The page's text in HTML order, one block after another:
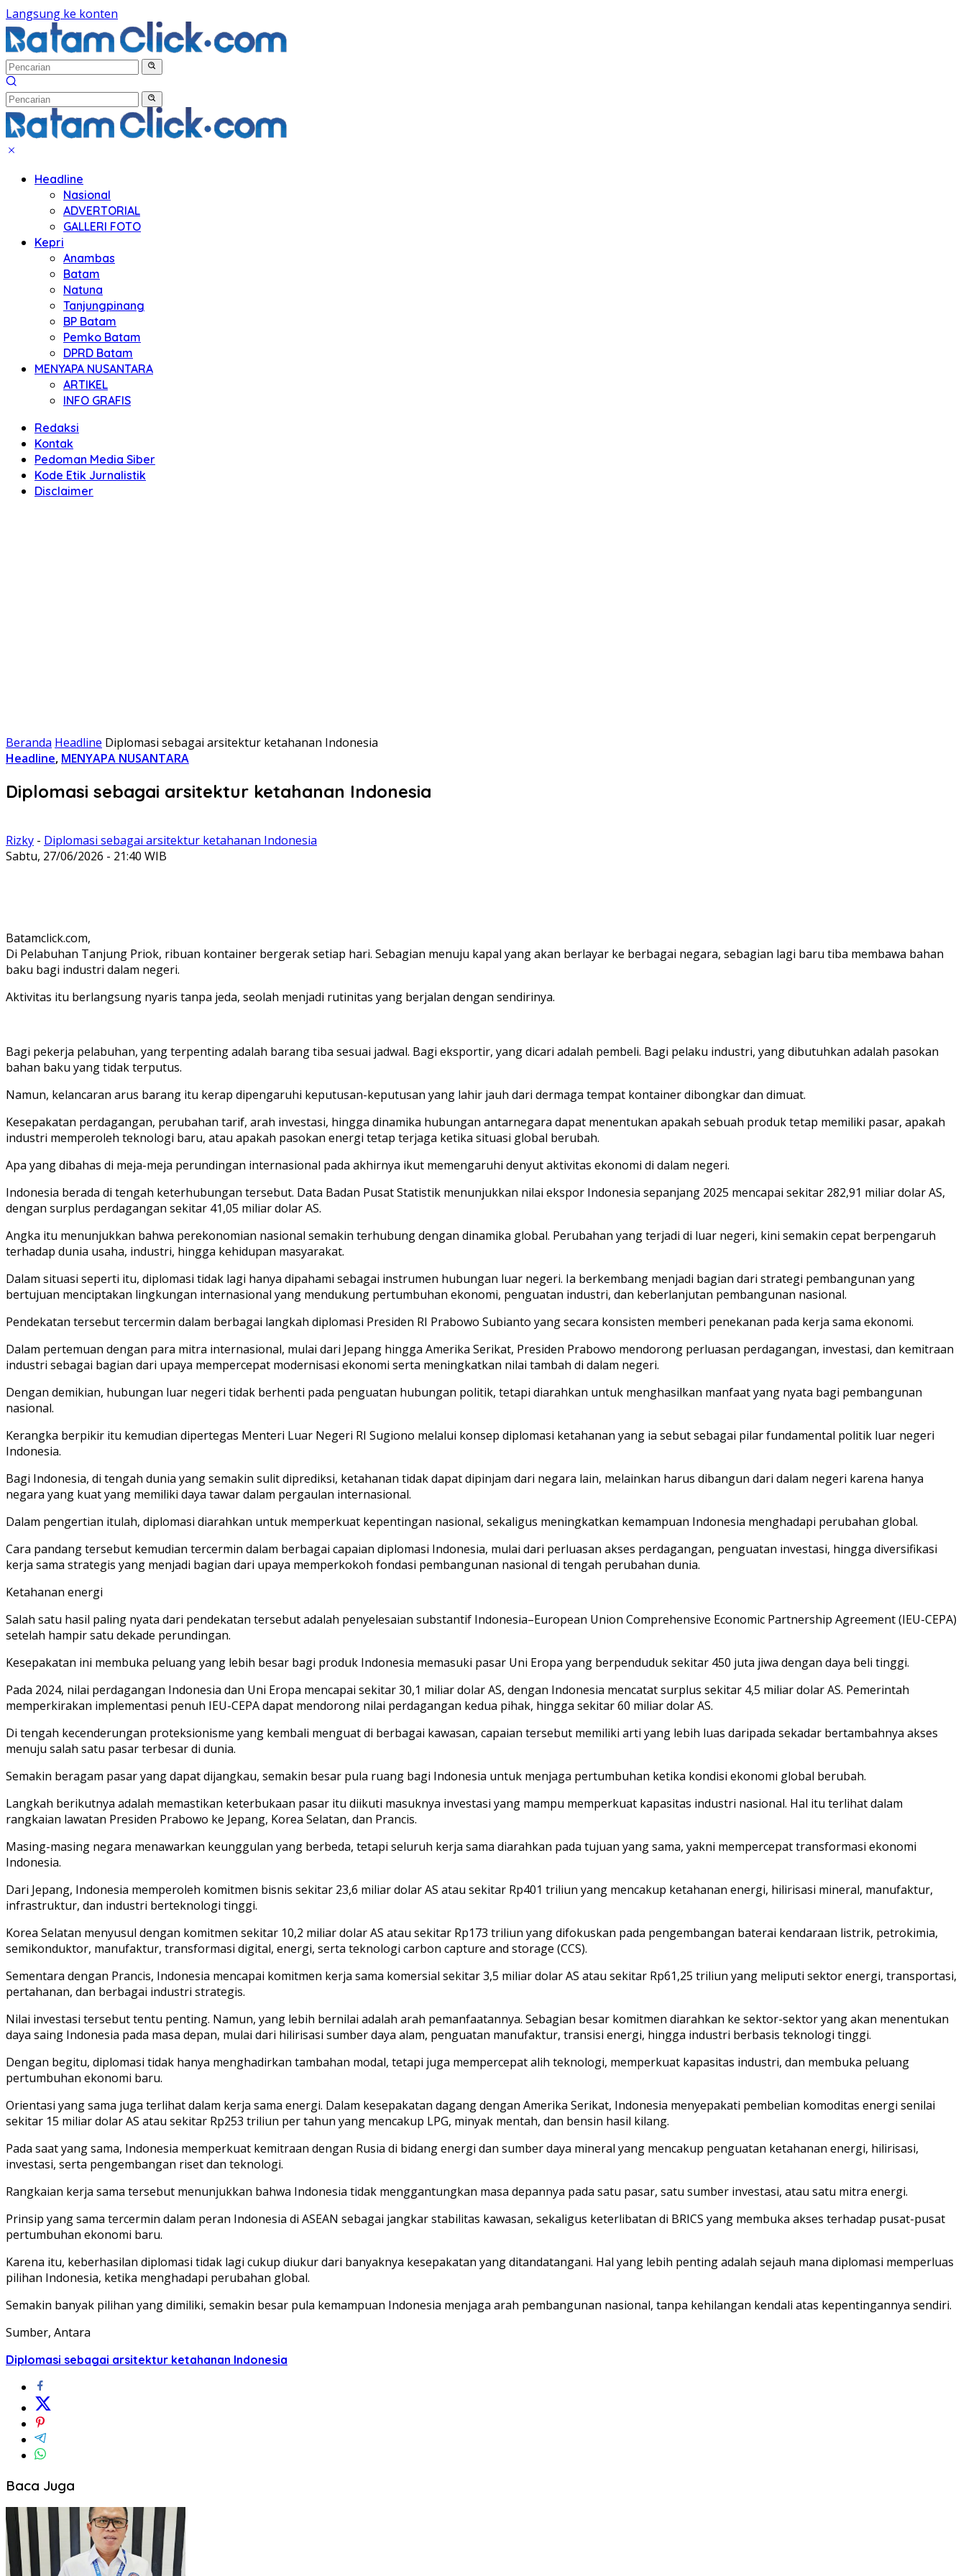
Langsung ke konten
Headline
Nasional
ADVERTORIAL
GALLERI FOTO
Kepri
Anambas
Batam
Natuna
Tanjungpinang
BP Batam
Pemko Batam
DPRD Batam
MENYAPA NUSANTARA
ARTIKEL
INFO GRAFIS
Redaksi
Kontak
Pedoman Media Siber
Kode Etik Jurnalistik
Disclaimer
Beranda Headline Diplomasi sebagai arsitektur ketahanan Indonesia
Headline, MENYAPA NUSANTARA
Diplomasi sebagai arsitektur ketahanan Indonesia
Rizky - Diplomasi sebagai arsitektur ketahanan Indonesia
Sabtu, 27/06/2026 - 21:40 WIB
Batamclick.com,
Di Pelabuhan Tanjung Priok, ribuan kontainer bergerak setiap hari. Sebagian menuju kapal yang akan berlayar ke berbagai negara, sebagian lagi baru tiba membawa bahan
baku bagi industri dalam negeri.
Aktivitas itu berlangsung nyaris tanpa jeda, seolah menjadi rutinitas yang berjalan dengan sendirinya.
Bagi pekerja pelabuhan, yang terpenting adalah barang tiba sesuai jadwal. Bagi eksportir, yang dicari adalah pembeli. Bagi pelaku industri, yang dibutuhkan adalah pasokan
bahan baku yang tidak terputus.
Namun, kelancaran arus barang itu kerap dipengaruhi keputusan-keputusan yang lahir jauh dari dermaga tempat kontainer dibongkar dan dimuat.
Kesepakatan perdagangan, perubahan tarif, arah investasi, hingga dinamika hubungan antarnegara dapat menentukan apakah sebuah produk tetap memiliki pasar, apakah
industri memperoleh teknologi baru, atau apakah pasokan energi tetap terjaga ketika situasi global berubah.
Apa yang dibahas di meja-meja perundingan internasional pada akhirnya ikut memengaruhi denyut aktivitas ekonomi di dalam negeri.
Indonesia berada di tengah keterhubungan tersebut. Data Badan Pusat Statistik menunjukkan nilai ekspor Indonesia sepanjang 2025 mencapai sekitar 282,91 miliar dolar AS,
dengan surplus perdagangan sekitar 41,05 miliar dolar AS.
Angka itu menunjukkan bahwa perekonomian nasional semakin terhubung dengan dinamika global. Perubahan yang terjadi di luar negeri, kini semakin cepat berpengaruh
terhadap dunia usaha, industri, hingga kehidupan masyarakat.
Dalam situasi seperti itu, diplomasi tidak lagi hanya dipahami sebagai instrumen hubungan luar negeri. Ia berkembang menjadi bagian dari strategi pembangunan yang
bertujuan menciptakan lingkungan internasional yang mendukung pertumbuhan ekonomi, penguatan industri, dan keberlanjutan pembangunan nasional.
Pendekatan tersebut tercermin dalam berbagai langkah diplomasi Presiden RI Prabowo Subianto yang secara konsisten memberi penekanan pada kerja sama ekonomi.
Dalam pertemuan dengan para mitra internasional, mulai dari Jepang hingga Amerika Serikat, Presiden Prabowo mendorong perluasan perdagangan, investasi, dan kemitraan
industri sebagai bagian dari upaya mempercepat modernisasi ekonomi serta meningkatkan nilai tambah di dalam negeri.
Dengan demikian, hubungan luar negeri tidak berhenti pada penguatan hubungan politik, tetapi diarahkan untuk menghasilkan manfaat yang nyata bagi pembangunan
nasional.
Kerangka berpikir itu kemudian dipertegas Menteri Luar Negeri RI Sugiono melalui konsep diplomasi ketahanan yang ia sebut sebagai pilar fundamental politik luar negeri
Indonesia.
Bagi Indonesia, di tengah dunia yang semakin sulit diprediksi, ketahanan tidak dapat dipinjam dari negara lain, melainkan harus dibangun dari dalam negeri karena hanya
negara yang kuat yang memiliki daya tawar dalam pergaulan internasional.
Dalam pengertian itulah, diplomasi diarahkan untuk memperkuat kepentingan nasional, sekaligus meningkatkan kemampuan Indonesia menghadapi perubahan global.
Cara pandang tersebut kemudian tercermin dalam berbagai capaian diplomasi Indonesia, mulai dari perluasan akses perdagangan, penguatan investasi, hingga diversifikasi
kerja sama strategis yang menjadi bagian dari upaya memperkokoh fondasi pembangunan nasional di tengah perubahan dunia.
Ketahanan energi
Salah satu hasil paling nyata dari pendekatan tersebut adalah penyelesaian substantif Indonesia–European Union Comprehensive Economic Partnership Agreement (IEU-CEPA)
setelah hampir satu dekade perundingan.
Kesepakatan ini membuka peluang yang lebih besar bagi produk Indonesia memasuki pasar Uni Eropa yang berpenduduk sekitar 450 juta jiwa dengan daya beli tinggi.
Pada 2024, nilai perdagangan Indonesia dan Uni Eropa mencapai sekitar 30,1 miliar dolar AS, dengan Indonesia mencatat surplus sekitar 4,5 miliar dolar AS. Pemerintah
memperkirakan implementasi penuh IEU-CEPA dapat mendorong nilai perdagangan kedua pihak, hingga sekitar 60 miliar dolar AS.
Di tengah kecenderungan proteksionisme yang kembali menguat di berbagai kawasan, capaian tersebut memiliki arti yang lebih luas daripada sekadar bertambahnya akses
menuju salah satu pasar terbesar di dunia.
Semakin beragam pasar yang dapat dijangkau, semakin besar pula ruang bagi Indonesia untuk menjaga pertumbuhan ketika kondisi ekonomi global berubah.
Langkah berikutnya adalah memastikan keterbukaan pasar itu diikuti masuknya investasi yang mampu memperkuat kapasitas industri nasional. Hal itu terlihat dalam
rangkaian lawatan Presiden Prabowo ke Jepang, Korea Selatan, dan Prancis.
Masing-masing negara menawarkan keunggulan yang berbeda, tetapi seluruh kerja sama diarahkan pada tujuan yang sama, yakni mempercepat transformasi ekonomi
Indonesia.
Dari Jepang, Indonesia memperoleh komitmen bisnis sekitar 23,6 miliar dolar AS atau sekitar Rp401 triliun yang mencakup ketahanan energi, hilirisasi mineral, manufaktur,
infrastruktur, dan industri berteknologi tinggi.
Korea Selatan menyusul dengan komitmen sekitar 10,2 miliar dolar AS atau sekitar Rp173 triliun yang difokuskan pada pengembangan baterai kendaraan listrik, petrokimia,
semikonduktor, manufaktur, transformasi digital, energi, serta teknologi carbon capture and storage (CCS).
Sementara dengan Prancis, Indonesia mencapai komitmen kerja sama komersial sekitar 3,5 miliar dolar AS atau sekitar Rp61,25 triliun yang meliputi sektor energi, transportasi,
pertahanan, dan berbagai industri strategis.
Nilai investasi tersebut tentu penting. Namun, yang lebih bernilai adalah arah pemanfaatannya. Sebagian besar komitmen diarahkan ke sektor-sektor yang akan menentukan
daya saing Indonesia pada masa depan, mulai dari hilirisasi sumber daya alam, penguatan manufaktur, transisi energi, hingga industri berbasis teknologi tinggi.
Dengan begitu, diplomasi tidak hanya menghadirkan tambahan modal, tetapi juga mempercepat alih teknologi, memperkuat kapasitas industri, dan membuka peluang
pertumbuhan ekonomi baru.
Orientasi yang sama juga terlihat dalam kerja sama energi. Dalam kesepakatan dagang dengan Amerika Serikat, Indonesia menyepakati pembelian komoditas energi senilai
sekitar 15 miliar dolar AS atau sekitar Rp253 triliun per tahun yang mencakup LPG, minyak mentah, dan bensin hasil kilang.
Pada saat yang sama, Indonesia memperkuat kemitraan dengan Rusia di bidang energi dan sumber daya mineral yang mencakup penguatan ketahanan energi, hilirisasi,
investasi, serta pengembangan riset dan teknologi.
Rangkaian kerja sama tersebut menunjukkan bahwa Indonesia tidak menggantungkan masa depannya pada satu pasar, satu sumber investasi, atau satu mitra energi.
Prinsip yang sama tercermin dalam peran Indonesia di ASEAN sebagai jangkar stabilitas kawasan, sekaligus keterlibatan di BRICS yang membuka akses terhadap pusat-pusat
pertumbuhan ekonomi baru.
Karena itu, keberhasilan diplomasi tidak lagi cukup diukur dari banyaknya kesepakatan yang ditandatangani. Hal yang lebih penting adalah sejauh mana diplomasi memperluas
pilihan Indonesia, ketika menghadapi perubahan global.
Semakin banyak pilihan yang dimiliki, semakin besar pula kemampuan Indonesia menjaga arah pembangunan nasional, tanpa kehilangan kendali atas kepentingannya sendiri.
Sumber, Antara
Diplomasi sebagai arsitektur ketahanan Indonesia
Baca Juga